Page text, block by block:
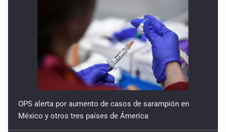
México y otros tres países de Ámerica